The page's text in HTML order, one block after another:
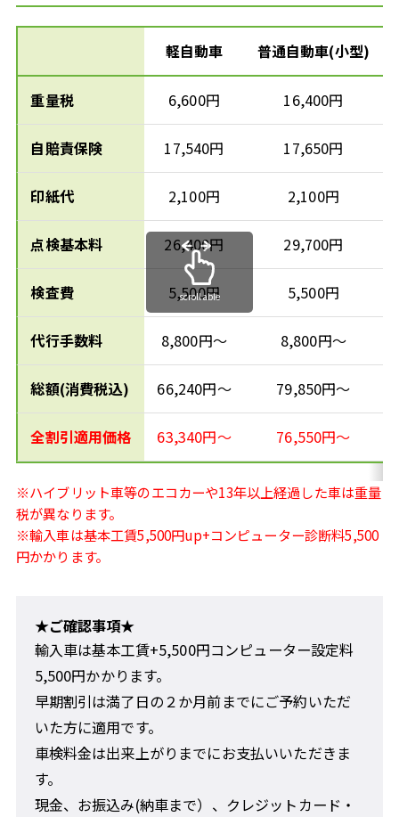
軽自動車 普通自動車(小型)
重量税 6,600円 16,400円
自賠責保険 17,540円 17,650円
印紙代 2,100円 2,100円
点検基本料 26,400円 29,700円
検査費 5,500円 5,500円
代行手数料 8,800円〜 8,800円〜
総額(消費税込) 66,240円〜 79,850円〜
全割引適用価格 63,340円～ 76,550円～
scrollable
※ハイブリット車等のエコカーや13年以上経過した車は重量
税が異なります。
※輸入車は基本工賃5,500円up+コンピューター診断料5,500
円かかります。
★ご確認事項★
輸入車は基本工賃+5,500円コンピューター設定料
5,500円かかります。
早期割引は満了日の２か月前までにご予約いただ
いた方に適用です。
車検料金は出来上がりまでにお支払いいただきま
す。
現金、お振込み(納車まで）、クレジットカード・